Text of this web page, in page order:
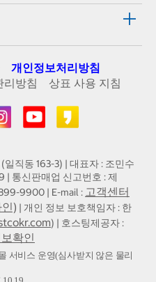
개인정보처리방침
리방침
상표 사용 지침
직동 163-3) | 대표자 : 조민수
| 통신판매업 신고번호 : 제
9900 | E-mail : 고객센터
) | 개인 정보 보호책임자 : 한
) | 호스팅제공자 :
확인
서비스 운영(심사받지 않은 물리